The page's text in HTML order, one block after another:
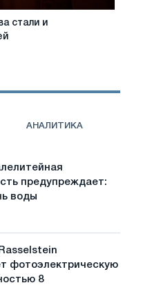
стали и
АНАЛИТИКА
предупреждает:
воды
фотоэлектрическую
8